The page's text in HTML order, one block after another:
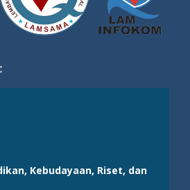
Kebudayaan, Riset, dan